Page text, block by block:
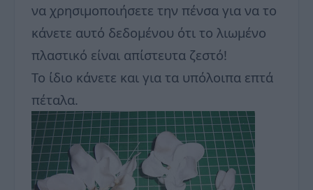
να χρησιμοποιήσετε την πένσα για να το
κάνετε αυτό δεδομένου ότι το λιωμένο
πλαστικό είναι απίστευτα ζεστό!
Το ίδιο κάνετε και για τα υπόλοιπα επτά
πέταλα.